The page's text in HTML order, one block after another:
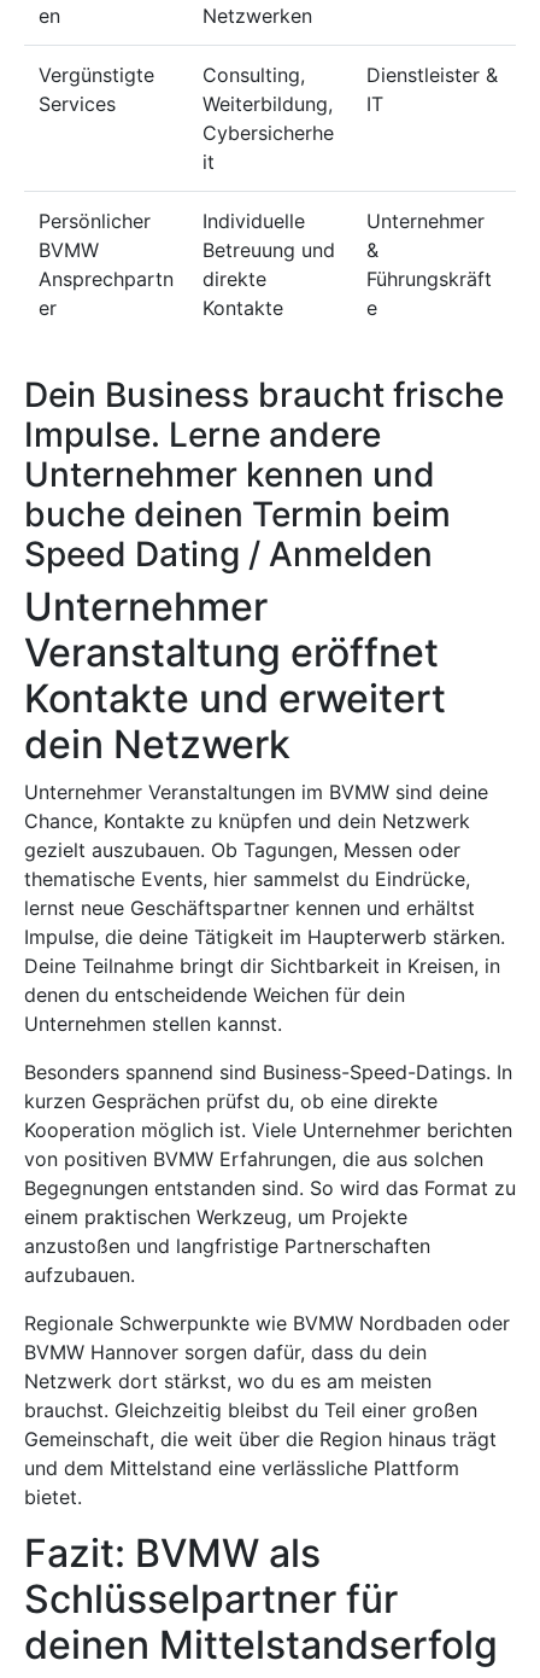
en
Netzwerken
Vergünstigte
Services
Consulting,
Weiterbildung,
Cybersicherhe
it
Dienstleister &
IT
Persönlicher
BVMW
Ansprechpartn
er
Individuelle
Betreuung und
direkte
Kontakte
Unternehmer
&
Führungskräft
e
Dein Business braucht frische
Impulse. Lerne andere
Unternehmer kennen und
buche deinen Termin beim
Speed Dating / Anmelden
Unternehmer
Veranstaltung eröffnet
Kontakte und erweitert
dein Netzwerk
Unternehmer Veranstaltungen im BVMW sind deine
Chance, Kontakte zu knüpfen und dein Netzwerk
gezielt auszubauen. Ob Tagungen, Messen oder
thematische Events, hier sammelst du Eindrücke,
lernst neue Geschäftspartner kennen und erhältst
Impulse, die deine Tätigkeit im Haupterwerb stärken.
Deine Teilnahme bringt dir Sichtbarkeit in Kreisen, in
denen du entscheidende Weichen für dein
Unternehmen stellen kannst.
Besonders spannend sind Business-Speed-Datings. In
kurzen Gesprächen prüfst du, ob eine direkte
Kooperation möglich ist. Viele Unternehmer berichten
von positiven BVMW Erfahrungen, die aus solchen
Begegnungen entstanden sind. So wird das Format zu
einem praktischen Werkzeug, um Projekte
anzustoßen und langfristige Partnerschaften
aufzubauen.
Regionale Schwerpunkte wie BVMW Nordbaden oder
BVMW Hannover sorgen dafür, dass du dein
Netzwerk dort stärkst, wo du es am meisten
brauchst. Gleichzeitig bleibst du Teil einer großen
Gemeinschaft, die weit über die Region hinaus trägt
und dem Mittelstand eine verlässliche Plattform
bietet.
Fazit: BVMW als
Schlüsselpartner für
deinen Mittelstandserfolg